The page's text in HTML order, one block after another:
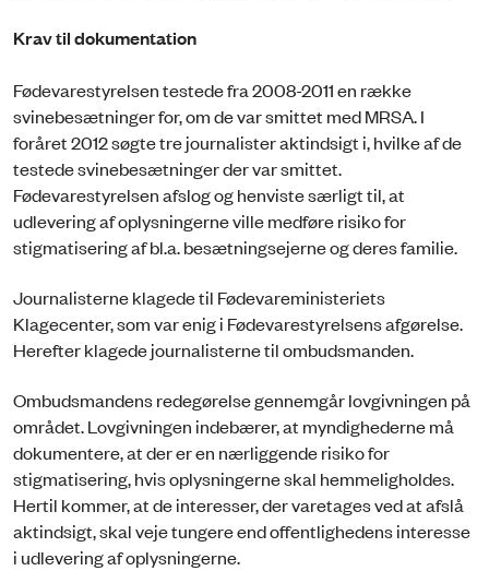
Krav til dokumentation
Fødevarestyrelsen testede fra 2008-2011 en række
svinebesætninger for, om de var smittet med MRSA. I
foråret 2012 søgte tre journalister aktindsigt i, hvilke af de
testede svinebesætninger der var smittet.
Fødevarestyrelsen afslog og henviste særligt til, at
udlevering af oplysningerne ville medføre risiko for
stigmatisering af bl.a. besætningsejerne og deres familie.
Journalisterne klagede til Fødevareministeriets
Klagecenter, som var enig i Fødevarestyrelsens afgørelse.
Herefter klagede journalisterne til ombudsmanden.
Ombudsmandens redegørelse gennemgår lovgivningen på
området. Lovgivningen indebærer, at myndighederne må
dokumentere, at der er en nærliggende risiko for
stigmatisering, hvis oplysningerne skal hemmeligholdes.
Hertil kommer, at de interesser, der varetages ved at afslå
aktindsigt, skal veje tungere end offentlighedens interesse
i udlevering af oplysningerne.